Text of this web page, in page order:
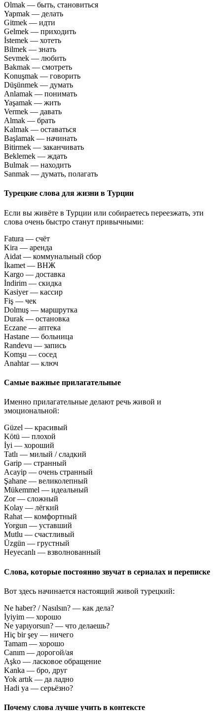
Olmak — быть, становиться
Yapmak — делать
Gitmek — идти
Gelmek — приходить
İstemek — хотеть
Bilmek — знать
Sevmek — любить
Bakmak — смотреть
Konuşmak — говорить
Düşünmek — думать
Anlamak — понимать
Yaşamak — жить
Vermek — давать
Almak — брать
Kalmak — оставаться
Başlamak — начинать
Bitirmek — заканчивать
Beklemek — ждать
Bulmak — находить
Sanmak — думать, полагать
Турецкие слова для жизни в Турции
Если вы живёте в Турции или собираетесь переезжать, эти
слова очень быстро станут привычными:
Fatura — счёт
Kira — аренда
Aidat — коммунальный сбор
İkamet — ВНЖ
Kargo — доставка
İndirim — скидка
Kasiyer — кассир
Fiş — чек
Dolmuş — маршрутка
Durak — остановка
Eczane — аптека
Hastane — больница
Randevu — запись
Komşu — сосед
Anahtar — ключ
Самые важные прилагательные
Именно прилагательные делают речь живой и
эмоциональной:
Güzel — красивый
Kötü — плохой
İyi — хороший
Tatlı — милый / сладкий
Garip — странный
Acayip — очень странный
Şahane — великолепный
Mükemmel — идеальный
Zor — сложный
Kolay — лёгкий
Rahat — комфортный
Yorgun — уставший
Mutlu — счастливый
Üzgün — грустный
Heyecanlı — взволнованный
Слова, которые постоянно звучат в сериалах и переписке
Вот здесь начинается настоящий живой турецкий:
Ne haber? / Nasılsın? — как дела?
İyiyim — хорошо
Ne yapıyorsun? — что делаешь?
Hiç bir şey — ничего
Tamam — хорошо
Canım — дорогой/ая
Aşko — ласковое обращение
Kanka — бро, друг
Yok artık — да ладно
Hadi ya — серьёзно?
Почему слова лучше учить в контексте